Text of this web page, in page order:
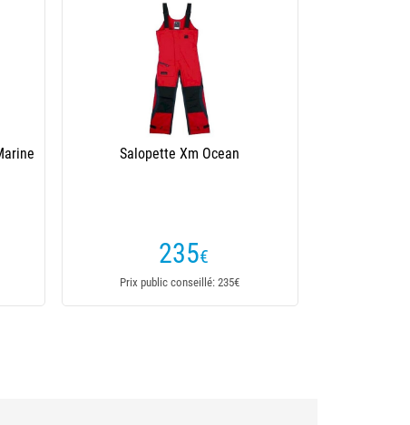
Salopette Xm Ocean
235€
Prix public conseillé: 235€